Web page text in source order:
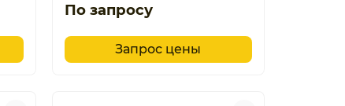
По запросу
Запрос цены